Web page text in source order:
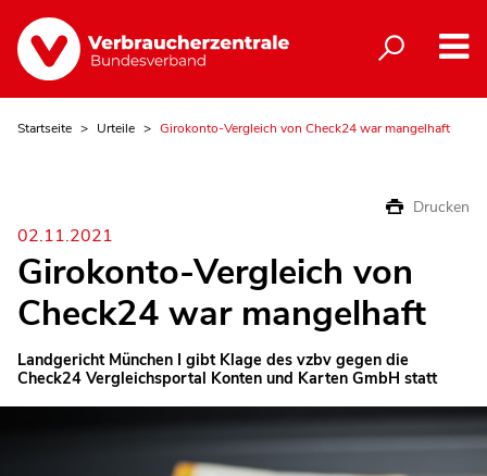
Startseite Urteile Girokonto-Vergleich von Check24 war mangelhaft
Drucken
02.11.2021
Girokonto-Vergleich von
Check24 war mangelhaft
Landgericht München I gibt Klage des vzbv gegen die
Check24 Vergleichsportal Konten und Karten GmbH statt